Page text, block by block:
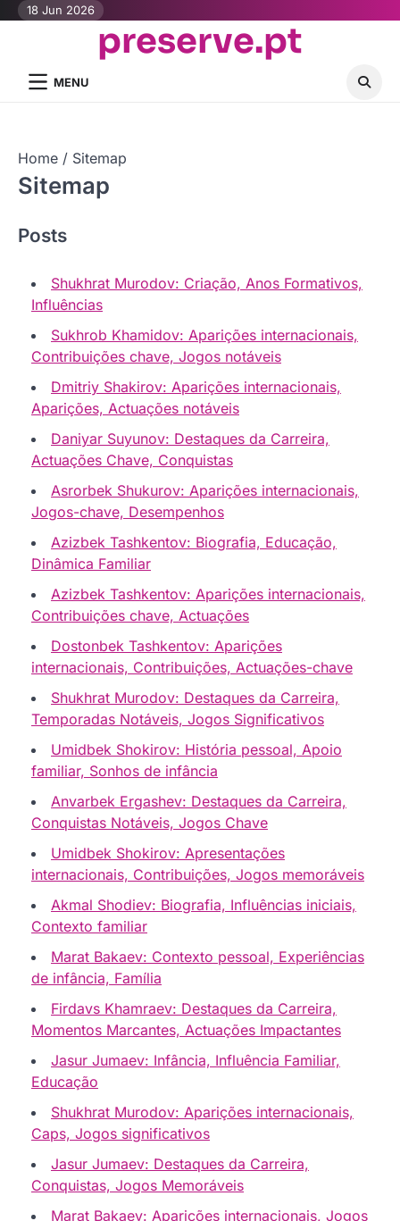
Skip18 Jun 2026
preserve.pt
MENU
Home Sitemap
Sitemap
Posts
Shukhrat Murodov: Criação, Anos Formativos,
Influências
Sukhrob Khamidov: Aparições internacionais,
Contribuições chave, Jogos notáveis
Dmitriy Shakirov: Aparições internacionais,
Aparições, Actuações notáveis
Daniyar Suyunov: Destaques da Carreira,
Actuações Chave, Conquistas
Asrorbek Shukurov: Aparições internacionais,
Jogos-chave, Desempenhos
Azizbek Tashkentov: Biografia, Educação,
Dinâmica Familiar
Azizbek Tashkentov: Aparições internacionais,
Contribuições chave, Actuações
Dostonbek Tashkentov: Aparições
internacionais, Contribuições, Actuações-chave
Shukhrat Murodov: Destaques da Carreira,
Temporadas Notáveis, Jogos Significativos
Umidbek Shokirov: História pessoal, Apoio
familiar, Sonhos de infância
Anvarbek Ergashev: Destaques da Carreira,
Conquistas Notáveis, Jogos Chave
Umidbek Shokirov: Apresentações
internacionais, Contribuições, Jogos memoráveis
Akmal Shodiev: Biografia, Influências iniciais,
Contexto familiar
Marat Bakaev: Contexto pessoal, Experiências
de infância, Família
Firdavs Khamraev: Destaques da Carreira,
Momentos Marcantes, Actuações Impactantes
Jasur Jumaev: Infância, Influência Familiar,
Educação
Shukhrat Murodov: Aparições internacionais,
Caps, Jogos significativos
Jasur Jumaev: Destaques da Carreira,
Conquistas, Jogos Memoráveis
Marat Bakaev: Aparições internacionais, Jogos